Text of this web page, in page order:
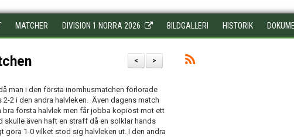
MATCHER DIVISION 1 NORRA 2026 BILDGALLERI HISTORIK
>
<
man i den första inomhusmatchen förlorade
2 i den andra halvleken. Även dagens match
bra första halvlek men får jobba kopiöst mot ett
även haft en straff då en solklar hands
1-0 vilket stod sig halvleken ut. I den andra